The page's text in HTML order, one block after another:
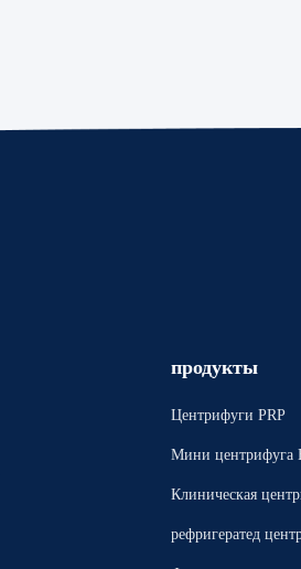
продукты
Центрифуги PRP
Мини центрифуга
Клиническая
рефригератед